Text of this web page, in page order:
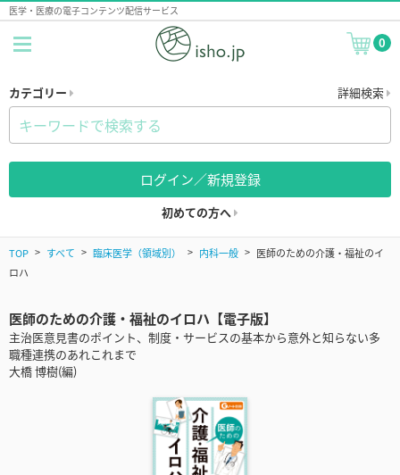
医学・医療の電子コンテンツ配信サービス
0
カテゴリー 詳細検索
ログイン／新規登録
初めての方へ
TOP すべて 臨床医学（領域別） 内科一般
医師のための介護・福祉のイ
ロハ
医師のための介護・福祉のイロハ【電子版】
主治医意見書のポイント、制度・サービスの基本から意外と知らない多
職種連携のあれこれまで
大橋 博樹(編)